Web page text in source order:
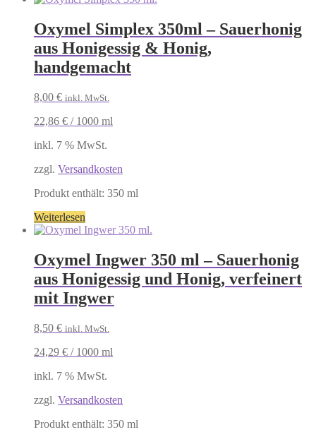
Oxymel Simplex 350ml – Sauerhonig
aus Honigessig & Honig,
handgemacht
8,00 € inkl. MwSt.
22,86 € / 1000 ml
inkl. 7 % MwSt.
zzgl. Versandkosten
Produkt enthält: 350 ml
Weiterlesen
Oxymel Ingwer 350 ml – Sauerhonig
aus Honigessig und Honig, verfeinert
mit Ingwer
8,50 € inkl. MwSt.
24,29 € / 1000 ml
inkl. 7 % MwSt.
zzgl. Versandkosten
Produkt enthält: 350 ml